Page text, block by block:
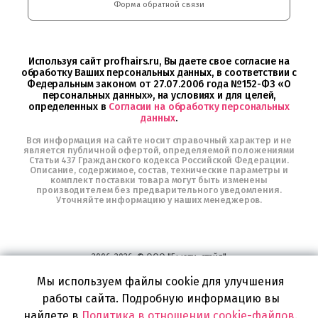
Интернет-
Форма обратной связи
Используя сайт profhairs.ru, Вы даете свое согласие на
обработку Ваших персональных данных, в соответствии с
Федеральным законом от 27.07.2006 года №152-ФЗ «О
персональных данных», на условиях и для целей,
определенных в Согласии на обработку персональных
данных.
Вся информация на сайте носит справочный характер и не
является публичной офертой, определяемой положениями
Статьи 437 Гражданского кодекса Российской Федерации.
Описание, содержимое, состав, технические параметры и
комплект поставки товара могут быть изменены
производителем без предварительного уведомления.
Уточняйте информацию у наших менеджеров.
2006-2026, © ООО "Бьюти-стайл"
www.profhairs.ru
Широкий выбор инструментов, аксессуаров и принадлежностей для
воплощения
самых изысканных и необычных идей по созданию Вашего образа и стиля.
Мы используем файлы cookie для улучшения
работы сайта. Подробную информацию вы